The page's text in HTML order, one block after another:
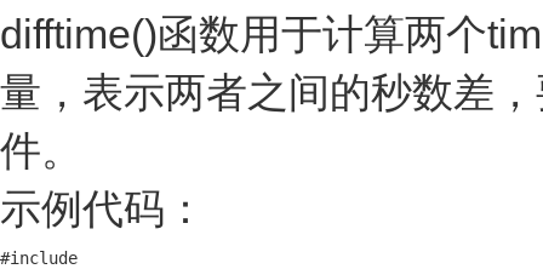
difftime()函数用于计算两个
量，表示两者之间的秒数差
件。
示例代码：
#include